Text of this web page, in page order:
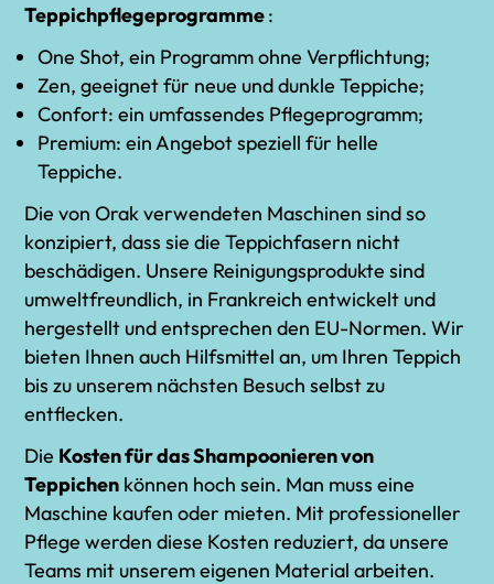
Teppichpflegeprogramme:
One Shot, ein Programm ohne Verpflichtung;
Zen, geeignet für neue und dunkle Teppiche;
Confort: ein umfassendes Pflegeprogramm;
Premium: ein Angebot speziell für helle
Teppiche.
Die von Orak verwendeten Maschinen sind so
konzipiert, dass sie die Teppichfasern nicht
beschädigen. Unsere Reinigungsprodukte sind
umweltfreundlich, in Frankreich entwickelt und
hergestellt und entsprechen den EU-Normen. Wir
bieten Ihnen auch Hilfsmittel an, um Ihren Teppich
bis zu unserem nächsten Besuch selbst zu
entflecken.
Die Kosten für das Shampoonieren von
Teppichen können hoch sein. Man muss eine
Maschine kaufen oder mieten. Mit professioneller
Pflege werden diese Kosten reduziert, da unsere
Teams mit unserem eigenen Material arbeiten.